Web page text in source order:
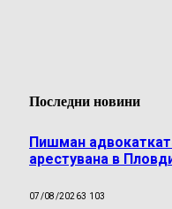
Последни новини
Пишман
арестувана в
07/08/20263 103